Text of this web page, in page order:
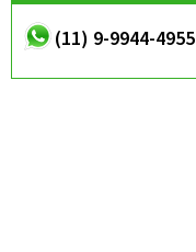
(11) 9-9944-4955